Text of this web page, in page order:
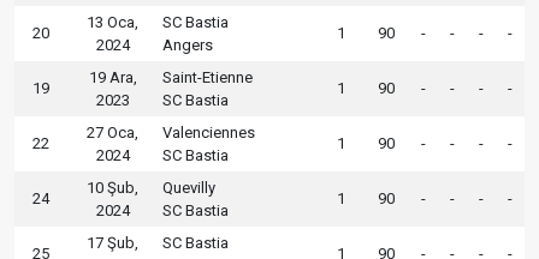
20
13 Oca,
2024
SC Bastia
Angers
1 90 - - - -
19
19 Ara,
2023
Saint-Etienne
SC Bastia
1 90 - - - -
22
27 Oca,
2024
Valenciennes
SC Bastia
1 90 - - - -
24
10 Şub,
2024
Quevilly
SC Bastia
1 90 - - - -
25
17 Şub,
SC Bastia
1 90 - - - -